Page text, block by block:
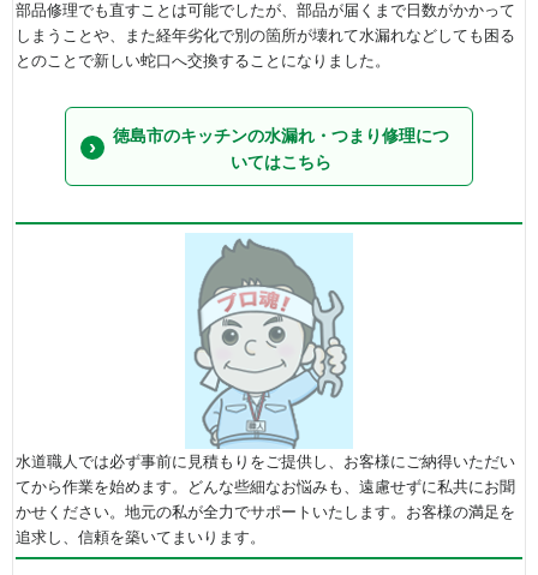
部品修理でも直すことは可能でしたが、部品が届くまで日数がかかって
しまうことや、また経年劣化で別の箇所が壊れて水漏れなどしても困る
とのことで新しい蛇口へ交換することになりました。
徳島市のキッチンの水漏れ・つまり修理につ
いてはこちら
水道職人では必ず事前に見積もりをご提供し、お客様にご納得いただい
てから作業を始めます。どんな些細なお悩みも、遠慮せずに私共にお聞
かせください。地元の私が全力でサポートいたします。お客様の満足を
追求し、信頼を築いてまいります。